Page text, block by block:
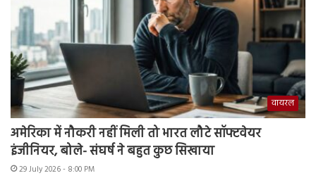
वायरल
अमेरिका में नौकरी नहीं मिली तो भारत लौटे सॉफ्टवेयर
इंजीनियर, बोले- संघर्ष ने बहुत कुछ सिखाया
29 July 2026 - 8:00 PM